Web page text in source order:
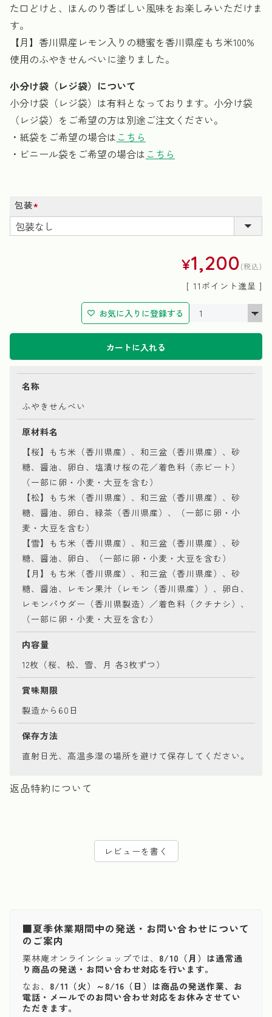
た口どけと、ほんのり香ばしい風味をお楽しみいただけま
す。
【月】香川県産レモン入りの糖蜜を香川県産もち米100%
使用のふやきせんべいに塗りました。
小分け袋（レジ袋）について
小分け袋（レジ袋）は有料となっております。小分け袋
（レジ袋）をご希望の方は別途ご注文ください。
・紙袋をご希望の場合は こちら
・ビニール袋をご希望の場合は こちら
包装
(必
須)
¥1,200 税込
[ 11 ポイント進呈 ]
お気に入りに登録する
カートに入れる
名称
ふやきせんべい
原材料名
【桜】もち米（香川県産）、和三盆（香川県産）、砂
糖、醤油、卵白、塩漬け桜の花／着色料（赤ビート）
（一部に卵・小麦・大豆を含む）
【松】もち米（香川県産）、和三盆（香川県産）、砂
糖、醤油、卵白、緑茶（香川県産）、（一部に卵・小
麦・大豆を含む）
【雪】もち米（香川県産）、和三盆（香川県産）、砂
糖、醤油、卵白、（一部に卵・小麦・大豆を含む）
【月】もち米（香川県産）、和三盆（香川県産）、砂
糖、醤油、レモン果汁（レモン（香川県産））、卵白、
レモンパウダー（香川県製造）／着色料（クチナシ）、
（一部に卵・小麦・大豆を含む）
内容量
12枚（桜、松、雪、月 各3枚ずつ）
賞味期限
製造から60日
保存方法
直射日光、高温多湿の場所を避けて保存してください。
返品特約について
レビューを書く
■夏季休業期間中の発送・お問い合わせについて
のご案内
栗林庵オンラインショップでは、 8/10（月）は通常通
り商品の発送・お問い合わせ対応を行います。
なお、 8/11（火）～8/16（日）は商品の発送作業、お
電話・メールでのお問い合わせ対応をお休みさせてい
ただきます。